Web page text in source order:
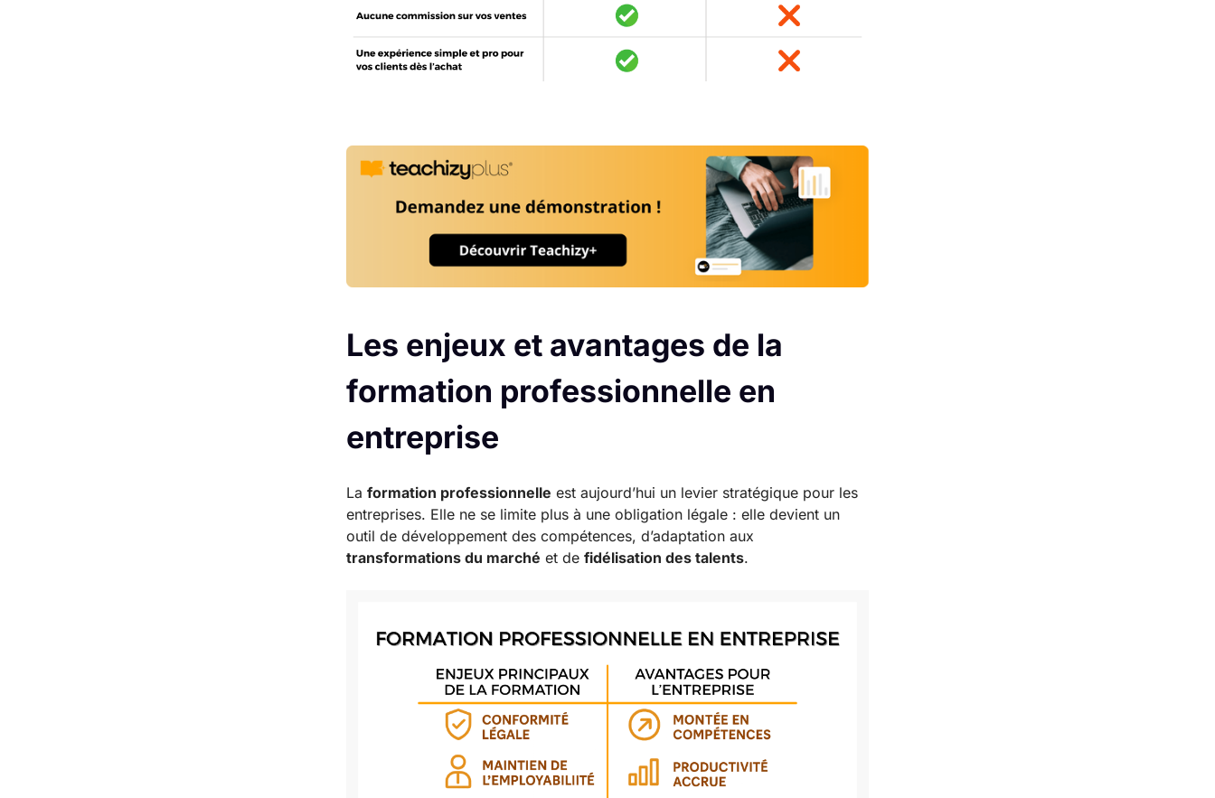
Les enjeux et avantages de la
formation professionnelle en
entreprise
La formation professionnelle est aujourd’hui un levier stratégique pour les
entreprises. Elle ne se limite plus à une obligation légale : elle devient un
outil de développement des compétences, d’adaptation aux
transformations du marché et de fidélisation des talents.